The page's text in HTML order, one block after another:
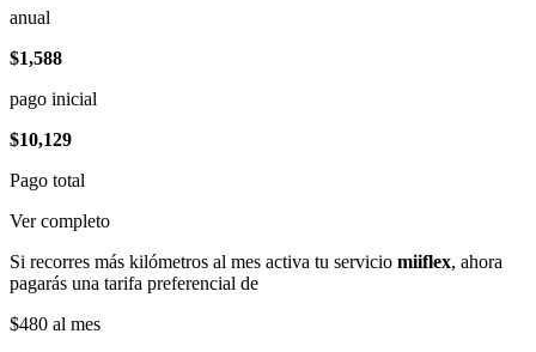
anual
$1,588
pago inicial
$10,129
Pago total
Ver completo
Si recorres más kilómetros al mes activa tu servicio miiflex, ahora
pagarás una tarifa preferencial de
$480 al mes